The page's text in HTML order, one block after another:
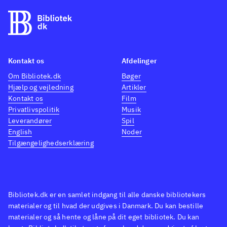
Toy USB-kamera eller
Playstation Eye-kamera kan du
dele den på SingStar Online
Community
Udover at sangudvalget
udelukkende er af danske
kunstnere, tilføjer spillet ikke
de store ændringer til det
velkendte Singstar koncept.
tværs af aldersgrupper.
Singstar konceptet er trods
Bibliotek.dk er en samlet indgang til alle danske bibliotekers
materialer og til hvad der udgives i Danmark. Du kan bestille
materialer og så hente og låne på dit eget bibliotek. Du kan
Kontakt os
Om Bibliotek.dk
Hjælp og vejledning
Kontakt os
Privatlivspolitik
Leverandører
English
Tilgængelighedserklæring
Afdelinger
Bøger
Artikler
Film
Musik
Spil
Noder